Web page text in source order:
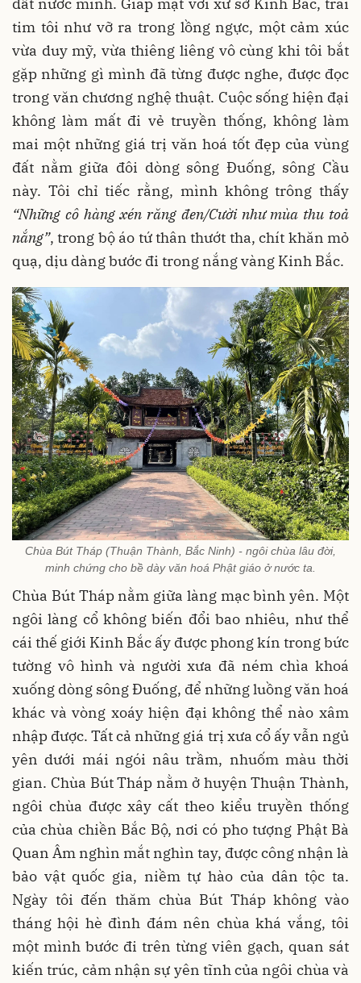
tim tôi như vỡ ra trong lồng ngực, một cảm xúc
vừa duy mỹ, vừa thiêng liêng vô cùng khi tôi bắt
gặp những gì mình đã từng được nghe, được đọc
trong văn chương nghệ thuật. Cuộc sống hiện đại
không làm mất đi vẻ truyền thống, không làm
mai một những giá trị văn hoá tốt đẹp của vùng
đất nằm giữa đôi dòng sông Đuống, sông Cầu
này. Tôi chỉ tiếc rằng, mình không trông thấy
“Những cô hàng xén răng đen/Cười như mùa thu toả
nắng”, trong bộ áo tứ thân thướt tha, chít khăn mỏ
quạ, dịu dàng bước đi trong nắng vàng Kinh Bắc.
Chùa Bút Tháp (Thuận Thành, Bắc Ninh) - ngôi chùa lâu đời,
minh chứng cho bề dày văn hoá Phật giáo ở nước ta.
Chùa Bút Tháp nằm giữa làng mạc bình yên. Một
ngôi làng cổ không biến đổi bao nhiêu, như thể
cái thế giới Kinh Bắc ấy được phong kín trong bức
tường vô hình và người xưa đã ném chìa khoá
xuống dòng sông Đuống, để những luồng văn hoá
khác và vòng xoáy hiện đại không thể nào xâm
nhập được. Tất cả những giá trị xưa cổ ấy vẫn ngủ
yên dưới mái ngói nâu trầm, nhuốm màu thời
gian. Chùa Bút Tháp nằm ở huyện Thuận Thành,
ngôi chùa được xây cất theo kiểu truyền thống
của chùa chiền Bắc Bộ, nơi có pho tượng Phật Bà
Quan Âm nghìn mắt nghìn tay, được công nhận là
bảo vật quốc gia, niềm tự hào của dân tộc ta.
Ngày tôi đến thăm chùa Bút Tháp không vào
tháng hội hè đình đám nên chùa khá vắng, tôi
một mình bước đi trên từng viên gạch, quan sát
kiến trúc, cảm nhận sự yên tĩnh của ngôi chùa và